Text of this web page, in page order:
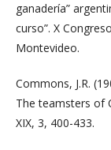
ganadería”
curso”. X
Montevideo.
Commons, J.R.
The teamsters of
XIX, 3, 400-433.